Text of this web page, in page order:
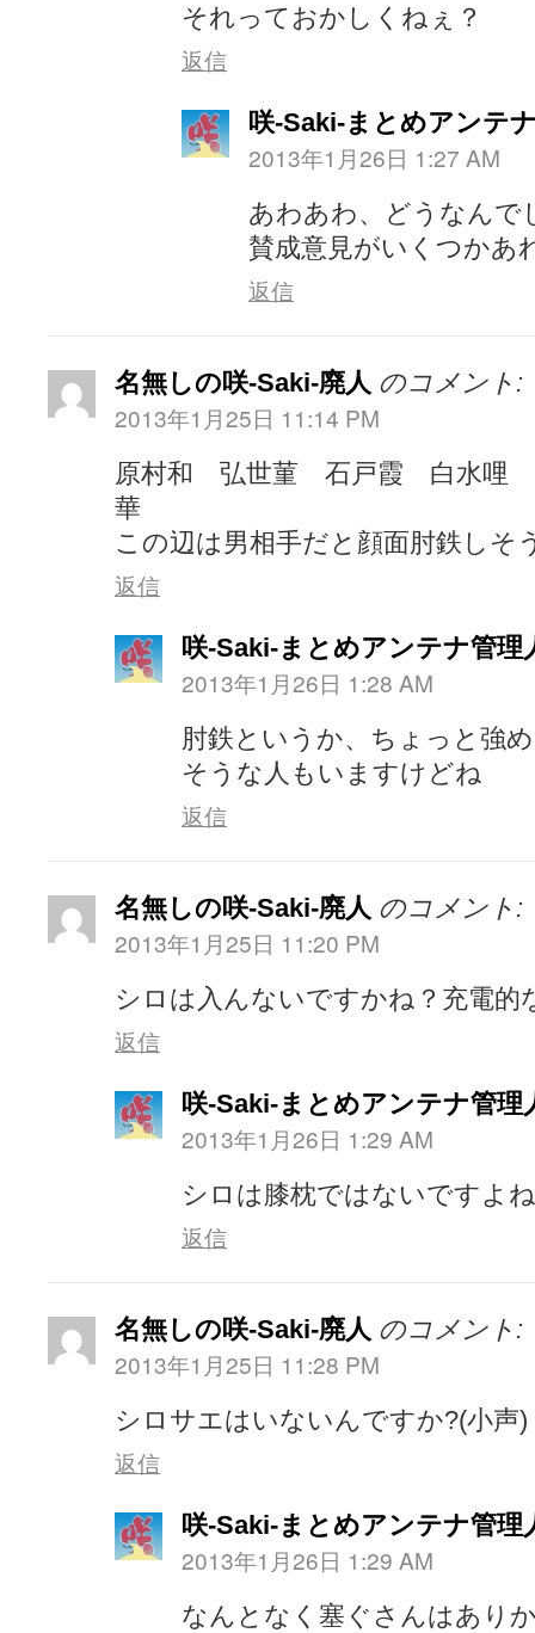
それっておかしくねぇ？
返信
咲-Saki-まとめアンテ
2013年1月26日 1:27 AM
あわあわ、どうなんで
賛成意見がいくつかあ
返信
名無しの咲-Saki-廃人 のコメント:
2013年1月25日 11:14 PM
原村和 弘世菫 石戸霞 白水哩
華
この辺は男相手だと顔面肘鉄し
返信
咲-Saki-まとめアンテナ管理
2013年1月26日 1:28 AM
肘鉄というか、ちょっと強
そうな人もいますけどね
返信
名無しの咲-Saki-廃人 のコメント:
2013年1月25日 11:20 PM
シロは入んないですかね？充電的
返信
咲-Saki-まとめアンテナ管理
2013年1月26日 1:29 AM
シロは膝枕ではないですよ
返信
名無しの咲-Saki-廃人 のコメント:
2013年1月25日 11:28 PM
シロサエはいないんですか?(小声)
返信
咲-Saki-まとめアンテナ管理
2013年1月26日 1:29 AM
なんとなく塞ぐさんはあり